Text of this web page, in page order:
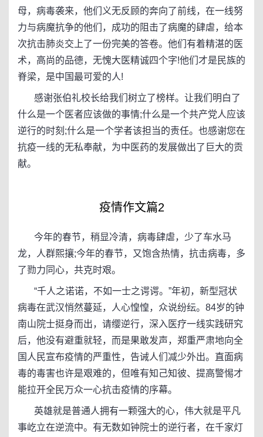
母，病毒袭来，他们义无反顾的奔向了前线，在一线努
力与病魔抗争的他们，成功的阻击了病魔的肆虐，给本
次抗击肺炎交上了一份完美的答卷。他们有着精湛的医
术，高尚的品德，无愧大医精诚四个字!他们才是民族的
脊梁，是中国最可爱的人!
感谢张伯礼校长给我们树立了榜样。让我们明白了
什么是一个医者应该做的事情;什么是一个共产党人应该
逆行的时刻;什么是一个学者该担当的责任。也感谢您在
抗疫一线的无私奉献，为中医药的发展做出了巨大的贡
献。
疫情作文篇2
今年的春节，稍显冷清，病毒肆虐，少了车水马
龙，人群熙攘;今年的春节，又饱含热情，抗击病毒，多
了勠力同心，共克时艰。
“千人之诺诺，不如一士之谔谔。”年初，新型冠状
病毒在武汉悄然蔓延，人心惶惶，众说纷纭。84岁的钟
南山院士挺身而出，请缨逆行，深入医疗一线实践研究
后，他没有避重就轻，而是果敢发声，郑重严肃地向全
国人民宣布疫情的严重性，告诫人们减少外出。直面病
毒的毒害也许是艰难的，但唯有知己知彼、提高警惕才
能拉开全民万众一心抗击疫情的序幕。
英雄就是普通人拥有一颗强大的心，伟大就是平凡
事屹立在逆流中。有无数如钟院士的逆行者，在千家灯